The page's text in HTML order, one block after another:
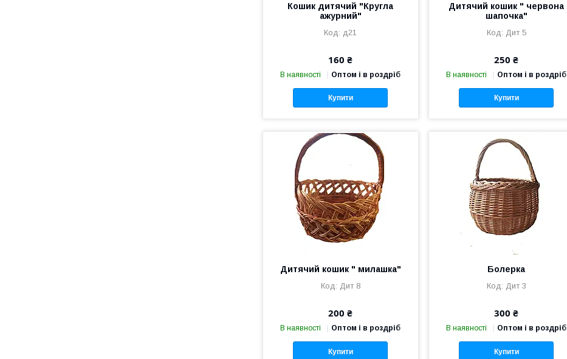
Кошик дитячий "Кругла
ажурний"
д21
160 ₴
В наявності Оптом і в роздріб
Купити
Дитячий кошик " червона
шапочка"
Дит 5
250 ₴
В наявності Оптом і в роздріб
Купити
Дитячий кошик " милашка"
Дит 8
200 ₴
В наявності Оптом і в роздріб
Купити
Болерка
Дит 3
300 ₴
В наявності Оптом і в роздріб
Купити